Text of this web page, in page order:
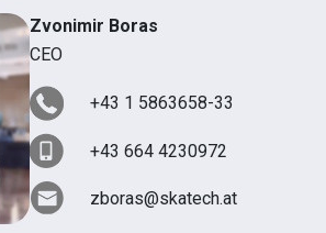
Zvonimir Boras
CEO
+43 1 5863658-33
+43 664 4230972
zboras@skatech.at